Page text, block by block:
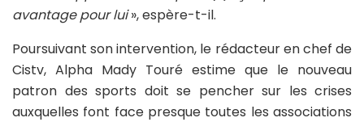
avantage pour lui», espère-t-il.
Poursuivant son intervention, le rédacteur en chef de
Cistv, Alpha Mady Touré estime que le nouveau
patron des sports doit se pencher sur les crises
auxquelles font face presque toutes les associations